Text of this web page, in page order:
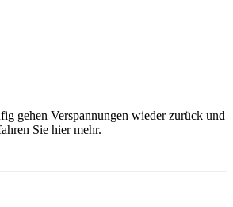
gehen Verspannungen wieder zurück und
Sie hier mehr.